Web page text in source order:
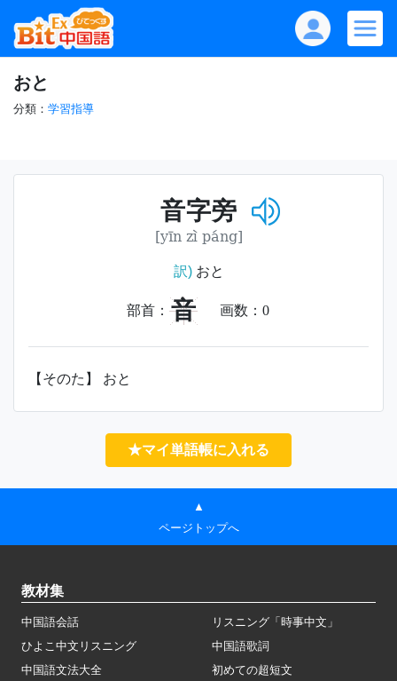
おと
分類： 学習指導
音字旁
[yīn zì páng]
訳)おと
部首： 音 画数： 0
【そのた】 おと
★マイ単語帳に入れる
▲
ページトップへ
教材集
中国語会話
リスニング「時事中文」
ひよこ中文リスニング
中国語歌詞
中国語文法大全
初めての超短文